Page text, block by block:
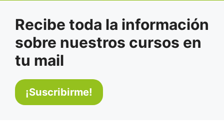
Recibe toda la información
sobre nuestros cursos en
tu mail